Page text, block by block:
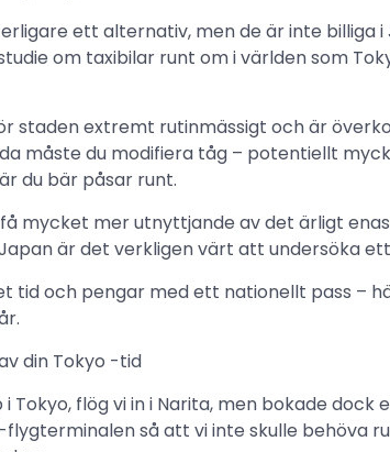
ett alternativ, men de är inte billiga i
om taxibilar runt om i världen som
staden extremt rutinmässigt och är
måste du modifiera tåg – potentiellt
du bär påsar runt.
mycket mer utnyttjande av det ärligt
är det verkligen värt att undersöka
tid och pengar med ett nationellt pass –
din Tokyo -tid
Tokyo, flög vi in ​​i Narita, men bokade dock
så att vi inte skulle behöva